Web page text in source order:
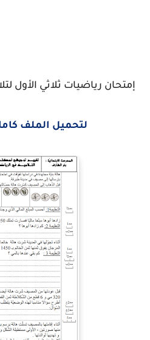
إمتحان رياضيات ثلاثي الأول
لتحميل الملف